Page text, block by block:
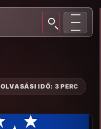
OLVASÁSI IDŐ: 3 PERC